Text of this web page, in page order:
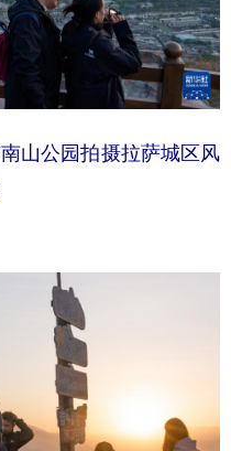
公园拍摄拉萨城区风